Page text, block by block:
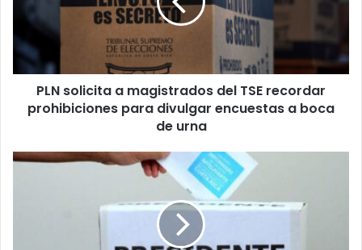
TSE
recordar
prohibiciones
para
divulgar
encuestas
de
PLN solicita a magistrados del TSE recordar
prohibiciones para divulgar encuestas a boca
de urna
(VIDEO)